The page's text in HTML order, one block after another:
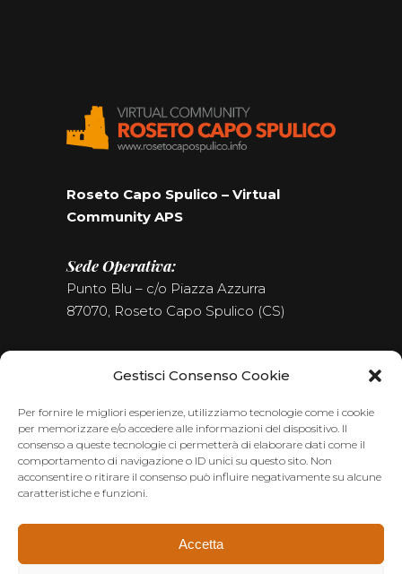
Gestisci Consenso Cookie
Per fornire le migliori esperienze, utilizziamo tecnologie come i cookie
per memorizzare e/o accedere alle informazioni del dispositivo. Il
consenso a queste tecnologie ci permetterà di elaborare dati come il
comportamento di navigazione o ID unici su questo sito. Non
acconsentire o ritirare il consenso può influire negativamente su alcune
caratteristiche e funzioni.
Accetta
Roseto Capo Spulico – Virtual
Community APS
Sede Operativa:
Punto Blu – c/o Piazza Azzurra
87070, Roseto Capo Spulico (CS)
Seguici sui Social